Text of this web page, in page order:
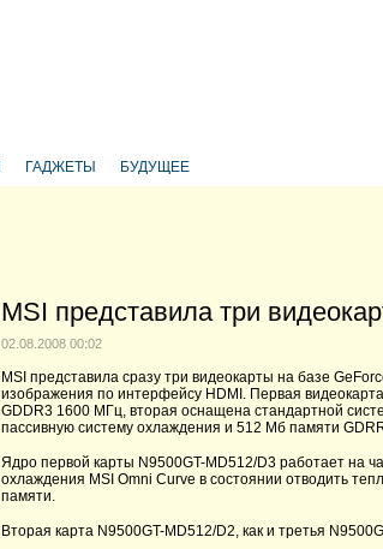
ГАДЖЕТЫ БУДУЩЕЕ
MSI представила три
02.08.2008 00:02
MSI представила сразу три видеокарты на базе
изображения по интерфейсу HDMI. Первая
GDDR3 1600 МГц, вторая оснащена стандартной
пассивную систему охлаждения и 512 Мб памяти
Ядро первой карты N9500GT-MD512/D3 работает на
охлаждения MSI Omni Curve в состоянии отводить
памяти.
Вторая карта N9500GT-MD512/D2, как и третья